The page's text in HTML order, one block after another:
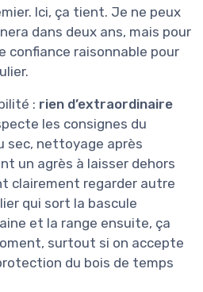
Ici, ça tient. Je ne peux
dans deux ans, mais pour
confiance raisonnable pour
: rien d’extraordinaire
les consignes du
sec, nettoyage après
un agrès à laisser dehors
clairement regarder autre
qui sort la bascule
et la range ensuite, ça
surtout si on accepte
du bois de temps